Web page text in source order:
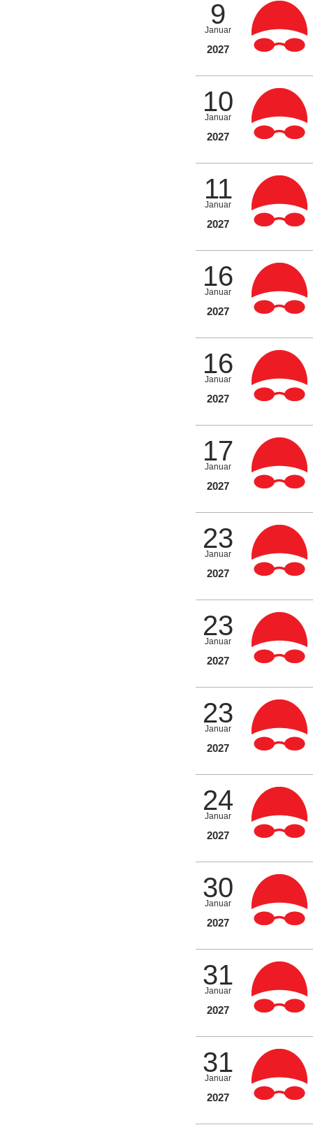
9
Januar
2027
10
Januar
2027
11
Januar
2027
16
Januar
2027
16
Januar
2027
17
Januar
2027
23
Januar
2027
23
Januar
2027
23
Januar
2027
24
Januar
2027
30
Januar
2027
31
Januar
2027
31
Januar
2027